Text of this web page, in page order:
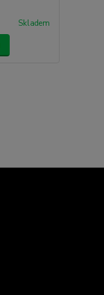
Skladem